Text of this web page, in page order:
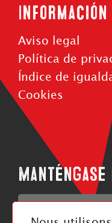
Información
Aviso legal
Política de
Índice de
Cookies